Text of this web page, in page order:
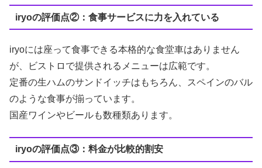
iryoの評価点②：食事サービスに力を入れている
iryoには座って食事できる本格的な食堂車はありません
が、ビストロで提供されるメニューは広範です。
定番の生ハムのサンドイッチはもちろん、スペインのバル
のような食事が揃っています。
国産ワインやビールも数種類あります。
iryoの評価点③：料金が比較的割安